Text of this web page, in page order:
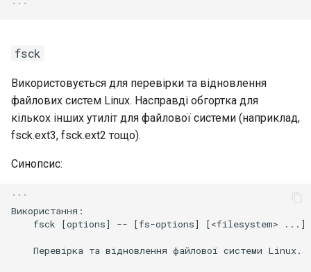
fsck
Використовується для перевірки та відновлення
файлових систем Linux. Насправді обгортка для
кількох інших утиліт для файлової системи (наприклад,
fsck.ext3, fsck.ext2 тощо).
Синопсис:
```
Використання:
    fsck [options] -- [fs-options] [<filesystem> ...]
    Перевірка та відновлення файлової системи Linux.